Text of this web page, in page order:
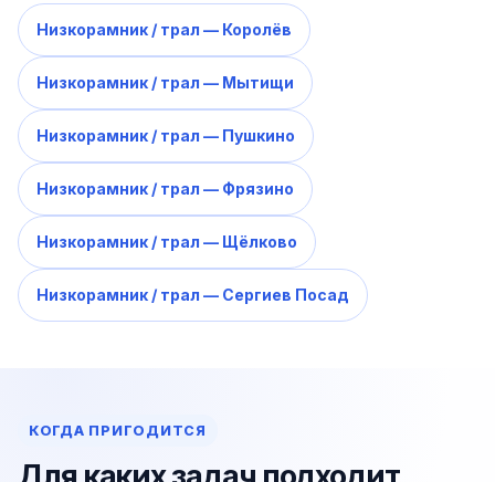
Низкорамник / трал — Королёв
Низкорамник / трал — Мытищи
Низкорамник / трал — Пушкино
Низкорамник / трал — Фрязино
Низкорамник / трал — Щёлково
Низкорамник / трал — Сергиев Посад
КОГДА ПРИГОДИТСЯ